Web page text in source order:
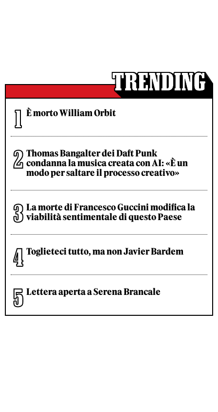
È morto William Orbit
Thomas Bangalter dei Daft Punk
condanna la musica creata con AI: «È un
modo per saltare il processo creativo»
La morte di Francesco Guccini modifica la
viabilità sentimentale di questo Paese
Toglieteci tutto, ma non Javier Bardem
Lettera aperta a Serena Brancale